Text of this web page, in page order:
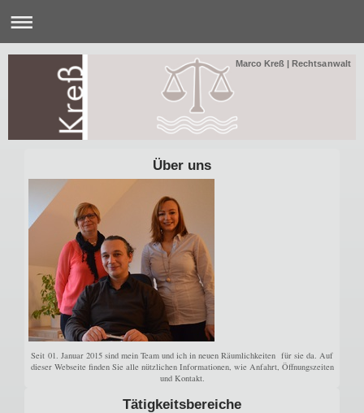
Marco Kreß | Rechtsanwalt
Über uns
Seit 01. Januar 2015 sind mein Team und ich in neuen Räumlichkeiten für sie da. Auf
dieser Webseite finden Sie alle nützlichen Informationen, wie Anfahrt, Öffnungszeiten
und Kontakt.
Tätigkeitsbereiche